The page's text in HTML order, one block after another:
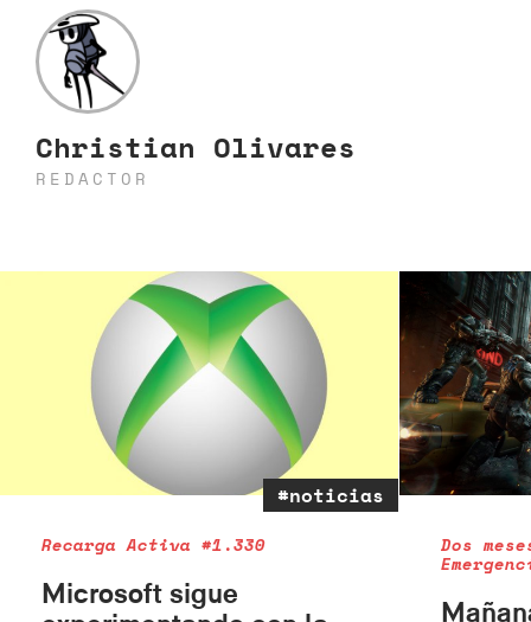
Christian Olivares
REDACTOR
#noticias
Recarga Activa #1.330
Microsoft sigue
Dos